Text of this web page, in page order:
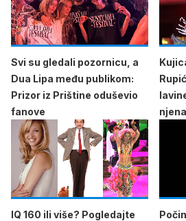
Svi su gledali pozornicu, a
Dua Lipa među publikom:
Prizor iz Prištine oduševio
fanove
IQ 160 ili više? Pogledajte